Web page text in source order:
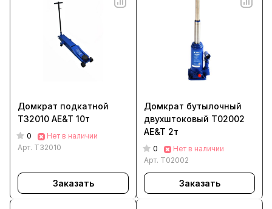
Домкрат подкатной
Т32010 AE&T 10т
0
Нет в наличии
Арт. T32010
Заказать
Домкрат бутылочный
двухштоковый T02002
AE&T 2т
0
Нет в наличии
Арт. T02002
Заказать